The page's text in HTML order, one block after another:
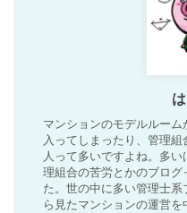
マンションのモデルルー
入ってしまったり、管理
人って多いですよね。多
理組合の苦労とかのブロ
た。世の中に多い管理士
ら見たマンションの運営